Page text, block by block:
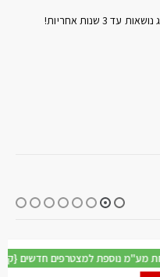
בשל טיבן ואיכותן, צלחות קורל מבית קורנינג נושאות עד 3 שנות אחריות!